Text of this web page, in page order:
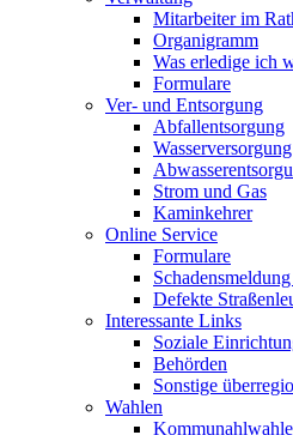
Mitarbeiter im
Organigramm
Was erledige ich
Formulare
Ver- und Entsorgung
Abfallentsorgung
Wasserversorgung
Strom und Gas
Kaminkehrer
Online Service
Formulare
Defekte
Interessante Links
Soziale
Behörden
Sonstige
Wahlen